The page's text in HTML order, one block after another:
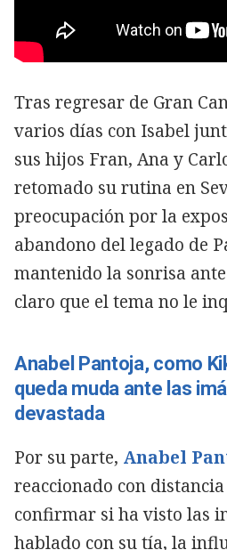
Tras regresar de Gran
varios días con Isabel
sus hijos Fran, Ana y
retomado su rutina en
preocupación por la
abandono del legado de
mantenido la sonrisa
claro que el tema no le
Anabel Pantoja, como
queda muda ante las
devastada
Por su parte, Anabel
reaccionado con
confirmar si ha visto las
hablado con su tía, la